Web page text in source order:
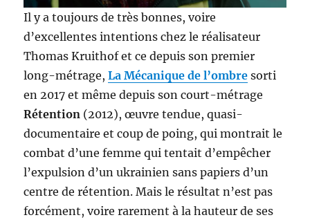
Il y a toujours de très bonnes, voire
d’excellentes intentions chez le réalisateur
Thomas Kruithof et ce depuis son premier
long-métrage,La Mécanique de l’ombre sorti
en 2017 et même depuis son court-métrage
Rétention (2012), œuvre tendue, quasi-
documentaire et coup de poing, qui montrait le
combat d’une femme qui tentait d’empêcher
l’expulsion d’un ukrainien sans papiers d’un
centre de rétention. Mais le résultat n’est pas
forcément, voire rarement à la hauteur de ses